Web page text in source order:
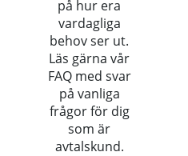
på hur era
vardagliga
behov ser ut.
Läs gärna vår
FAQ med svar
på vanliga
frågor för dig
som är
avtalskund.